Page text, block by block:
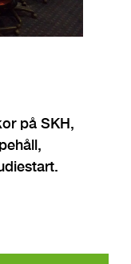
på SKH,